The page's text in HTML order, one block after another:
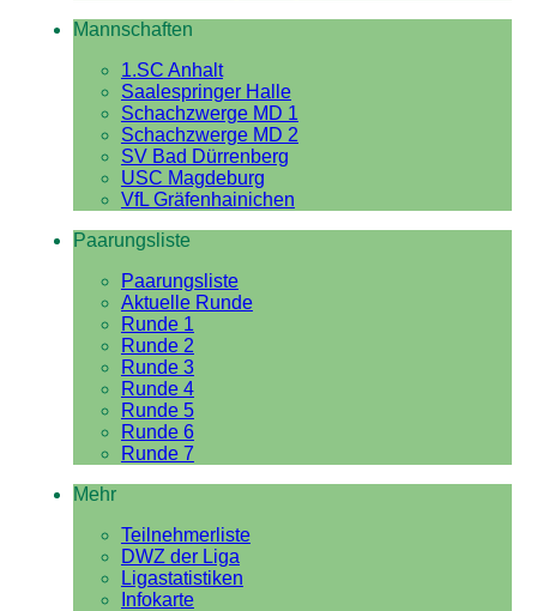
Mannschaften
1.SC Anhalt
Saalespringer Halle
Schachzwerge MD 1
Schachzwerge MD 2
SV Bad Dürrenberg
USC Magdeburg
VfL Gräfenhainichen
Paarungsliste
Paarungsliste
Aktuelle Runde
Runde 1
Runde 2
Runde 3
Runde 4
Runde 5
Runde 6
Runde 7
Mehr
Teilnehmerliste
DWZ der Liga
Ligastatistiken
Infokarte